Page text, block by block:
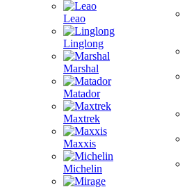
Leao
Linglong
Marshal
Matador
Maxtrek
Maxxis
Michelin